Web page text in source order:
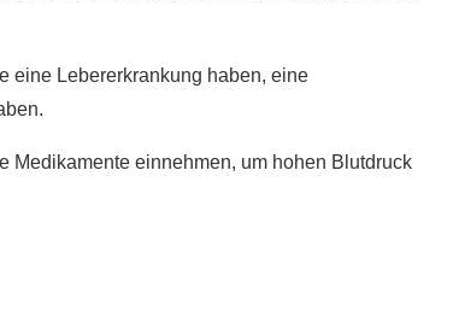
eine Lebererkrankung haben, eine
Medikamente einnehmen, um hohen Blutdruck